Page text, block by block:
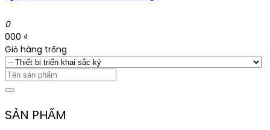
0
000 ₫
Giỏ hàng trống
SẢN PHẨM